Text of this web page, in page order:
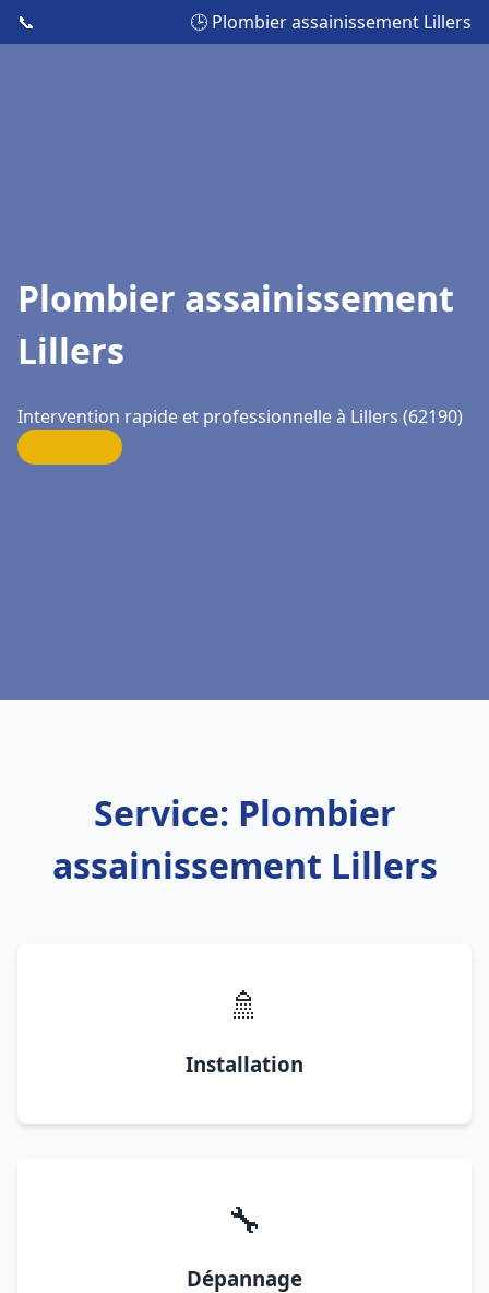
📞 🕒 Plombier assainissement Lillers
Plombier assainissement
Lillers
Intervention rapide et professionnelle à Lillers (62190)
Service: Plombier
assainissement Lillers
🚿
Installation
🔧
Dépannage